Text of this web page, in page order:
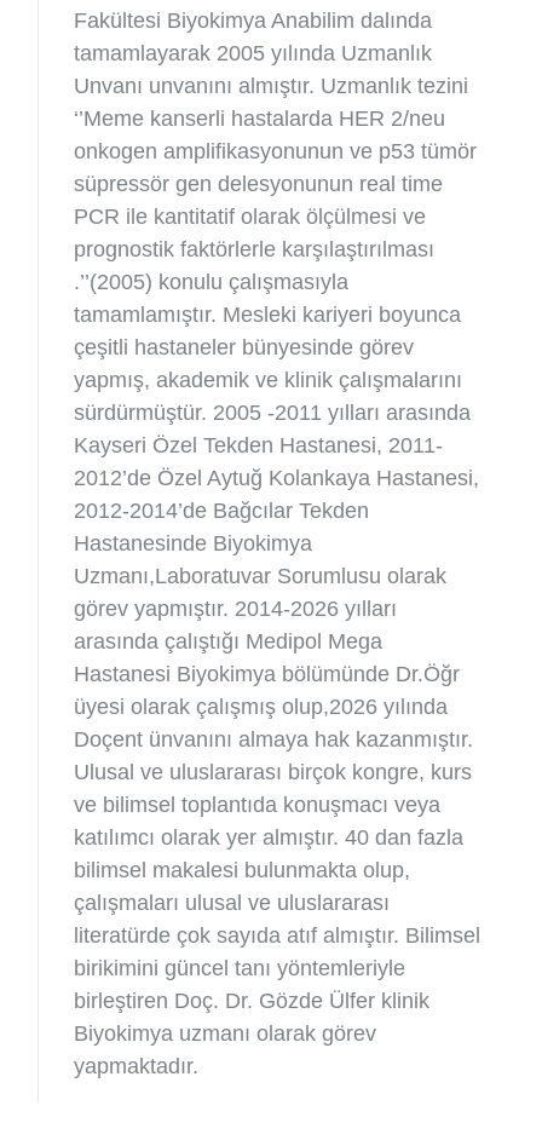
Fakültesi Biyokimya Anabilim dalında
tamamlayarak 2005 yılında Uzmanlık
Unvanı unvanını almıştır. Uzmanlık tezini
‘’Meme kanserli hastalarda HER 2/neu
onkogen amplifikasyonunun ve p53 tümör
süpressör gen delesyonunun real time
PCR ile kantitatif olarak ölçülmesi ve
prognostik faktörlerle karşılaştırılması
.’’(2005) konulu çalışmasıyla
tamamlamıştır. Mesleki kariyeri boyunca
çeşitli hastaneler bünyesinde görev
yapmış, akademik ve klinik çalışmalarını
sürdürmüştür. 2005 -2011 yılları arasında
Kayseri Özel Tekden Hastanesi, 2011-
2012’de Özel Aytuğ Kolankaya Hastanesi,
2012-2014’de Bağcılar Tekden
Hastanesinde Biyokimya
Uzmanı,Laboratuvar Sorumlusu olarak
görev yapmıştır. 2014-2026 yılları
arasında çalıştığı Medipol Mega
Hastanesi Biyokimya bölümünde Dr.Öğr
üyesi olarak çalışmış olup,2026 yılında
Doçent ünvanını almaya hak kazanmıştır.
Ulusal ve uluslararası birçok kongre, kurs
ve bilimsel toplantıda konuşmacı veya
katılımcı olarak yer almıştır. 40 dan fazla
bilimsel makalesi bulunmakta olup,
çalışmaları ulusal ve uluslararası
literatürde çok sayıda atıf almıştır. Bilimsel
birikimini güncel tanı yöntemleriyle
birleştiren Doç. Dr. Gözde Ülfer klinik
Biyokimya uzmanı olarak görev
yapmaktadır.